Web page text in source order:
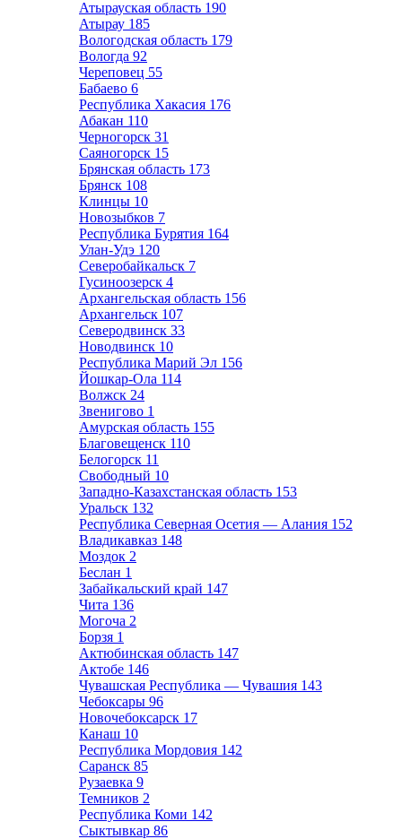
Атырауская область 190
Атырау 185
Вологодская область 179
Вологда 92
Череповец 55
Бабаево 6
Республика Хакасия 176
Абакан 110
Черногорск 31
Саяногорск 15
Брянская область 173
Брянск 108
Клинцы 10
Новозыбков 7
Республика Бурятия 164
Улан-Удэ 120
Северобайкальск 7
Гусиноозерск 4
Архангельская область 156
Архангельск 107
Северодвинск 33
Новодвинск 10
Республика Марий Эл 156
Йошкар-Ола 114
Волжск 24
Звенигово 1
Амурская область 155
Благовещенск 110
Белогорск 11
Свободный 10
Западно-Казахстанская область 153
Уральск 132
Республика Северная Осетия — Алания 152
Владикавказ 148
Моздок 2
Беслан 1
Забайкальский край 147
Чита 136
Могоча 2
Борзя 1
Актюбинская область 147
Актобе 146
Чувашская Республика — Чувашия 143
Чебоксары 96
Новочебоксарск 17
Канаш 10
Республика Мордовия 142
Саранск 85
Рузаевка 9
Темников 2
Республика Коми 142
Сыктывкар 86